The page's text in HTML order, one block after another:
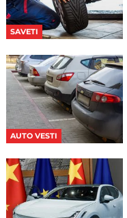
SAVETI
AUTO VESTI